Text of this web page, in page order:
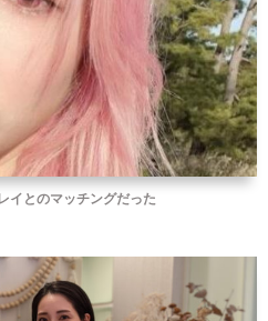
イとのマッチングだった